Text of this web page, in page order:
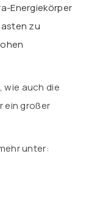
Energiekörper
zu
wie auch die
ein großer
unter: